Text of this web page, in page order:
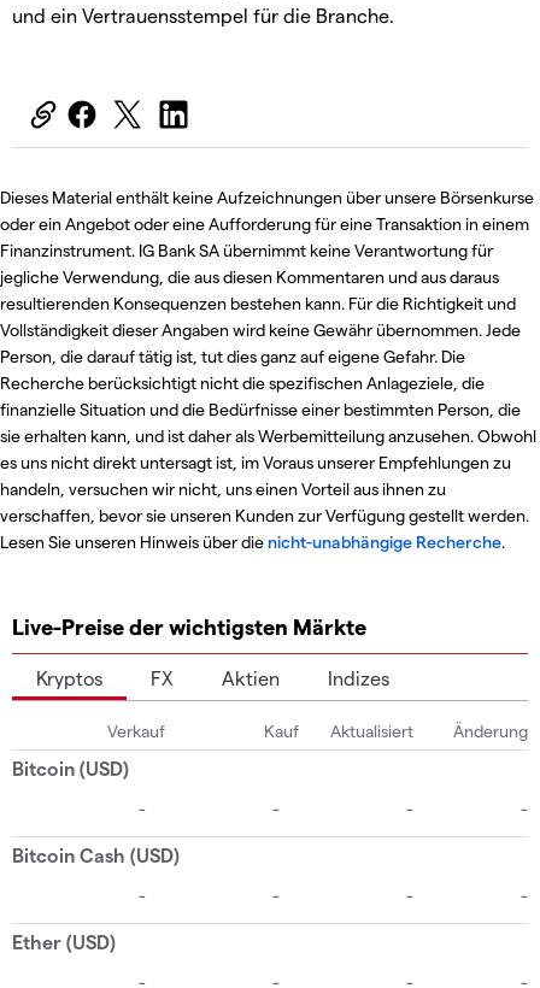
und ein Vertrauensstempel für die Branche.
Dieses Material enthält keine Aufzeichnungen über unsere Börsenkurse
oder ein Angebot oder eine Aufforderung für eine Transaktion in einem
Finanzinstrument. IG Bank SA übernimmt keine Verantwortung für
jegliche Verwendung, die aus diesen Kommentaren und aus daraus
resultierenden Konsequenzen bestehen kann. Für die Richtigkeit und
Vollständigkeit dieser Angaben wird keine Gewähr übernommen. Jede
Person, die darauf tätig ist, tut dies ganz auf eigene Gefahr. Die
Recherche berücksichtigt nicht die spezifischen Anlageziele, die
finanzielle Situation und die Bedürfnisse einer bestimmten Person, die
sie erhalten kann, und ist daher als Werbemitteilung anzusehen. Obwohl
es uns nicht direkt untersagt ist, im Voraus unserer Empfehlungen zu
handeln, versuchen wir nicht, uns einen Vorteil aus ihnen zu
verschaffen, bevor sie unseren Kunden zur Verfügung gestellt werden.
Lesen Sie unseren Hinweis über dienicht-unabhängige Recherche.
Live-Preise der wichtigsten Märkte
Kryptos FX Aktien Indizes